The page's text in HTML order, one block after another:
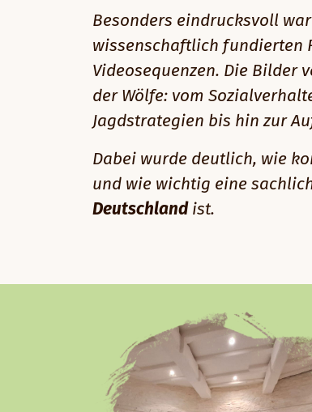
Besonders eindrucksvoll
wissenschaftlich fundierten
Videosequenzen. Die Bilder
der Wölfe: vom
Jagdstrategien bis hin zur
Dabei wurde deutlich, wie
und wie wichtig eine
Deutschland ist.